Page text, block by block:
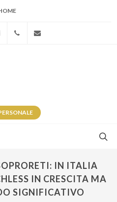
Linkedin+39 345 281 0246
IN ITALIA
IN CRESCITA MA
SIGNIFICATIVO